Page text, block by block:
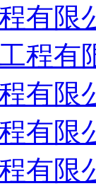
有限
程有
有限
有限
有限